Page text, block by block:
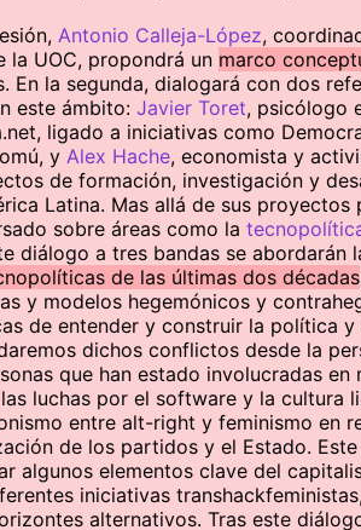
Antonio Calleja-López,
la UOC, propondrá un marco
En la segunda, dialogará con dos
este ámbito: Javier Toret, psicólogo
ligado a iniciativas como
y Alex Hache, economista y
de formación, investigación y
Latina. Mas allá de sus proyectos
sobre áreas como la
diálogo a tres bandas se abordarán
de las últimas dos décadas
y modelos hegemónicos y
de entender y construir la política
dichos conflictos desde la
que han estado involucradas en
luchas por el software y la cultura
entre alt-right y feminismo en
de los partidos y el Estado.
algunos elementos clave del
iniciativas
alternativos. Tras este